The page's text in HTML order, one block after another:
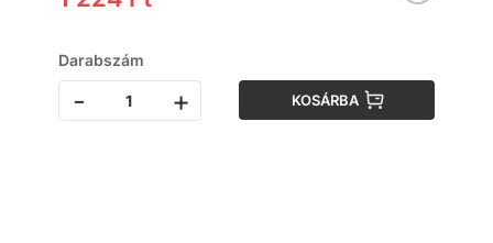
Darabszám
- + KOSÁRBA